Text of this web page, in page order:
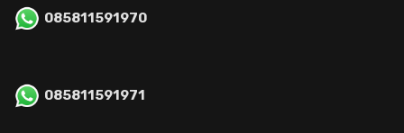
085811591970
085811591971